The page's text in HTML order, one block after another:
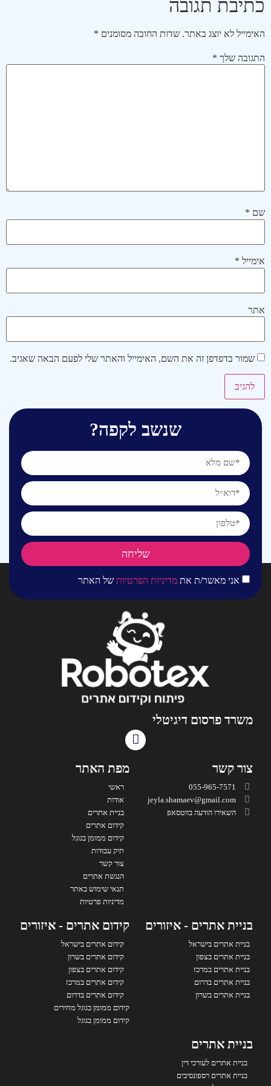
כתיבת תגובה
האימייל לא יוצג באתר. שדות החובה מסומנים *
התגובה שלך *
שם *
אימייל *
אתר
שמור בדפדפן זה את השם, האימייל והאתר שלי לפעם הבאה שאגיב.
שנשב לקפה?
אני מאשר/ת את מדיניות הפרטיות של האתר
שליחה
משרד פרסום דיגיטלי
צור קשר
055-965-7571
jeyla.shamaev@gmail.com
השאירו הודעה בווטסאפ
מפת האתר
ראשי
אודות
בניית אתרים
קידום אתרים
קידום ממומן בגוגל
תיק עבודות
צור קשר
הנגשת אתרים
תנאי שימוש באתר
מדיניות פרטיות
בניית אתרים - איזורים
בניית אתרים בישראל
בניית אתרים בצפון
בניית אתרים במרכז
בניית אתרים בדרום
בניית אתרים בשרון
קידום אתרים - איזורים
קידום אתרים בישראל
קידום אתרים בשרון
קידום אתרים בצפון
קידום אתרים במרכז
קידום אתרים בדרום
קידום ממומן בגוגל מחירים
קידום ממומן בגוגל
בניית אתרים
בניית אתרים לעורכי דין
בניית אתרים רספונסיבים